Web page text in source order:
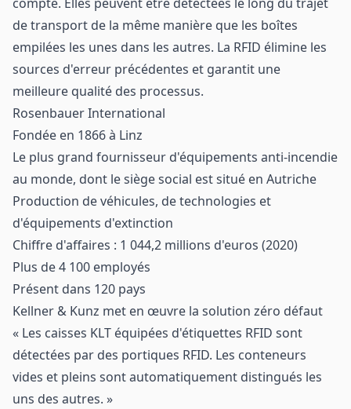
de transport de la même manière que les boîtes
empilées les unes dans les autres. La RFID élimine les
sources d'erreur précédentes et garantit une
meilleure qualité des processus.
Rosenbauer International
Fondée en 1866 à Linz
Le plus grand fournisseur d'équipements anti-incendie
au monde, dont le siège social est situé en Autriche
Production de véhicules, de technologies et
d'équipements d'extinction
Chiffre d'affaires : 1 044,2 millions d'euros (2020)
Plus de 4 100 employés
Présent dans 120 pays
Kellner & Kunz met en œuvre la solution zéro défaut
« Les caisses KLT équipées d'étiquettes RFID sont
détectées par des portiques RFID. Les conteneurs
vides et pleins sont automatiquement distingués les
uns des autres. »